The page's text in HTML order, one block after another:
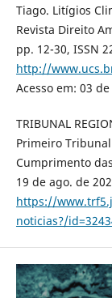
Tiago. Litígios
Revista Direito
pp. 12-30, ISSN
http://
Acesso em: 03
TRIBUNAL
Primeiro
Cumprimento
19 de ago. de
https://
noticias?/